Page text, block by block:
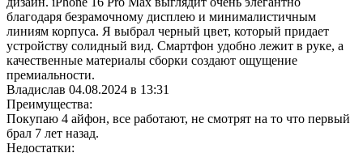
благодаря безрамочному дисплею и минималистичным
линиям корпуса. Я выбрал черный цвет, который придает
устройству солидный вид. Смартфон удобно лежит в руке, а
качественные материалы сборки создают ощущение
премиальности.
Владислав 04.08.2024 в 13:31
Преимущества:
Покупаю 4 айфон, все работают, не смотрят на то что первый
брал 7 лет назад.
Недостатки: